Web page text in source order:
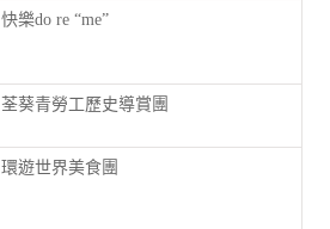
快樂do re “me”
荃葵青勞工歷史導賞團
環遊世界美食團